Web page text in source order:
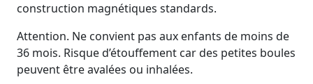
construction magnétiques standards.
Attention. Ne convient pas aux enfants de moins de
36 mois. Risque d’étouffement car des petites boules
peuvent être avalées ou inhalées.